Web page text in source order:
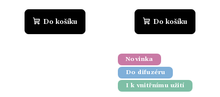
Do košíku Do košíku
Novinka
Do difuzéru
I k vnitřnímu užití